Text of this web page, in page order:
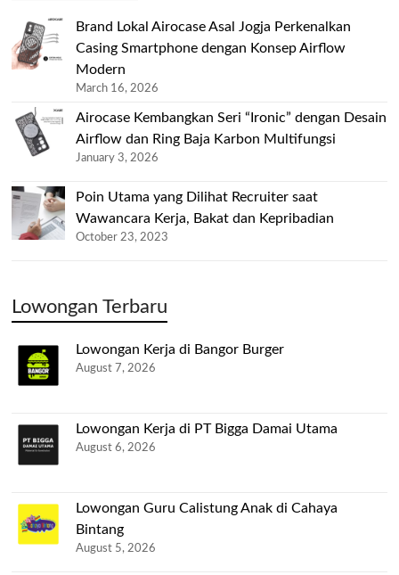
Brand Lokal Airocase Asal Jogja Perkenalkan
Casing Smartphone dengan Konsep Airflow
Modern
March 16, 2026
Airocase Kembangkan Seri “Ironic” dengan Desain
Airflow dan Ring Baja Karbon Multifungsi
January 3, 2026
Poin Utama yang Dilihat Recruiter saat
Wawancara Kerja, Bakat dan Kepribadian
October 23, 2023
Lowongan Terbaru
Lowongan Kerja di Bangor Burger
August 7, 2026
Lowongan Kerja di PT Bigga Damai Utama
August 6, 2026
Lowongan Guru Calistung Anak di Cahaya
Bintang
August 5, 2026